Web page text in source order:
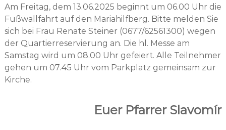
Am Freitag, dem 13.06.2025 beginnt um 06.00 Uhr die
Fußwallfahrt auf den Mariahilfberg. Bitte melden Sie
sich bei Frau Renate Steiner (0677/62561300) wegen
der Quartierreservierung an. Die hl. Messe am
Samstag wird um 08.00 Uhr gefeiert. Alle Teilnehmer
gehen um 07.45 Uhr vom Parkplatz gemeinsam zur
Kirche.
Euer Pfarrer Slavomír